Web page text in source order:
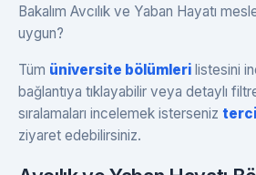
Bakalım Avcılık ve Yaban Hayatı
uygun?
Tüm üniversite bölümleri listesini
bağlantıya tıklayabilir veya detaylı
sıralamaları incelemek isterseniz
ziyaret edebilirsiniz.